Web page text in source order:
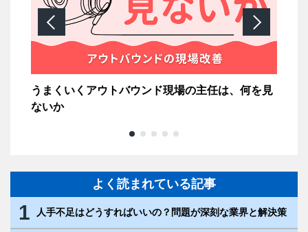
うまくいくアウトバウンド現場の主任は、何を見
ないか
よく読まれている記事
1 人手不足はどうすればいいの？問題が深刻な業界と解決策